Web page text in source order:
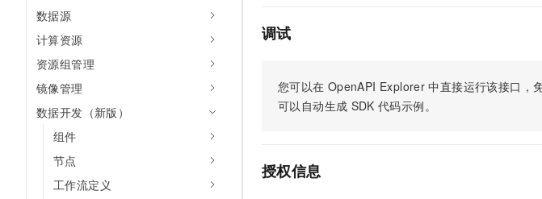
数据源
计算资源
资源组管理
镜像管理
数据开发（新版）
组件
节点
工作流定义
调试
您可以在 OpenAPI Explorer 中直接运行该接口，
可以自动生成 SDK 代码示例。
授权信息